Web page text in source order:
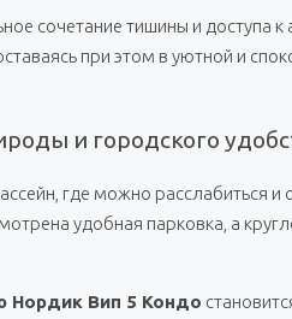
сочетание тишины и доступа
при этом в уютной и
и городского
где можно расслабиться
удобная парковка, а
Нордик Вип 5 Кондо